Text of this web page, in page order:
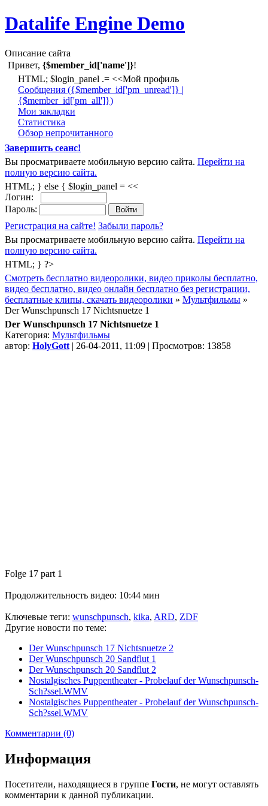
Datalife Engine Demo
Описание сайта
Привет, {$member_id['name']}!
HTML; $login_panel .= <<Мой профиль
Cообщения ({$member_id['pm_unread']} |
{$member_id['pm_all']})
Мои закладки
Статистика
Обзор непрочитанного
Завершить сеанс!
Вы просматриваете мобильную версию сайта. Перейти на
полную версию сайта.
HTML; } else { $login_panel = <<
Логин:
Пароль:
Регистрация на сайте! Забыли пароль?
Вы просматриваете мобильную версию сайта. Перейти на
полную версию сайта.
HTML; } ?>
Смотреть бесплатно видеоролики, видео приколы бесплатно,
видео бесплатно, видео онлайн бесплатно без регистрации,
бесплатные клипы, скачать видеоролики » Мультфильмы »
Der Wunschpunsch 17 Nichtsnuetze 1
Der Wunschpunsch 17 Nichtsnuetze 1
Категория: Мультфильмы
автор: HolyGott | 26-04-2011, 11:09 | Просмотров: 13858
Folge 17 part 1
Продолжительность видео: 10:44 мин
Ключевые теги: wunschpunsch, kika, ARD, ZDF
Другие новости по теме:
Der Wunschpunsch 17 Nichtsnuetze 2
Der Wunschpunsch 20 Sandflut 1
Der Wunschpunsch 20 Sandflut 2
Nostalgisches Puppentheater - Probelauf der Wunschpunsch-
Sch?ssel.WMV
Nostalgisches Puppentheater - Probelauf der Wunschpunsch-
Sch?ssel.WMV
Комментарии (0)
Информация
Посетители, находящиеся в группе Гости, не могут оставлять
комментарии к данной публикации.